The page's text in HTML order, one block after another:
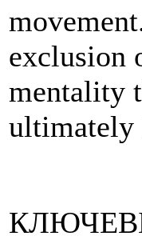
exclusion
mentality
ultimately